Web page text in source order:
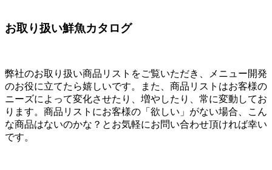
お取り扱い鮮魚カタログ
弊社のお取り扱い商品リストをご覧いただき、メニュー開発
のお役に立てたら嬉しいです。また、商品リストはお客様の
ニーズによって変化させたり、増やしたり、常に変動してお
ります。商品リストにお客様の「欲しい」がない場合、こん
な商品はないのかな？とお気軽にお問い合わせ頂ければ幸い
です。